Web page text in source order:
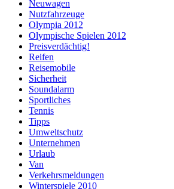
Neuwagen
Nutzfahrzeuge
Olympia 2012
Olympische Spielen 2012
Preisverdächtig!
Reifen
Reisemobile
Sicherheit
Soundalarm
Sportliches
Tennis
Tipps
Umweltschutz
Unternehmen
Urlaub
Van
Verkehrsmeldungen
Winterspiele 2010